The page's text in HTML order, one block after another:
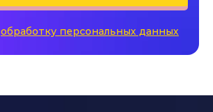
обработку персональных данных